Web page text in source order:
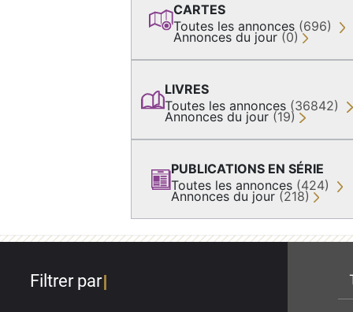
CARTES
Toutes les annonces (696)
Annonces du jour (0)
LIVRES
Toutes les annonces (36842)
Annonces du jour (19)
PUBLICATIONS EN SÉRIE
Toutes les annonces (424)
Annonces du jour (218)
Filtrer par